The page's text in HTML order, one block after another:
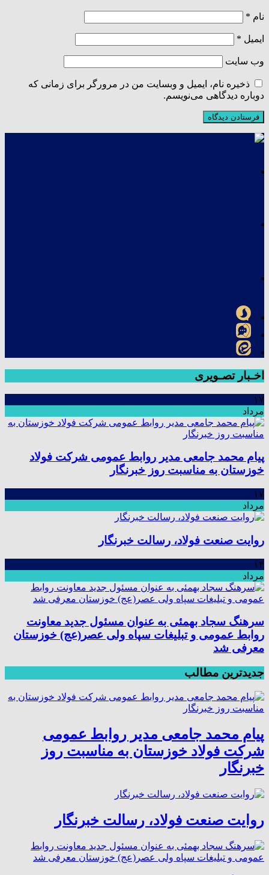
نام *
ایمیل *
وب‌ سایت
ذخیره نام، ایمیل و وبسایت من در مرورگر برای زمانی که
دوباره دیدگاهی می‌نویسم.
اخـبار تصـویری
۱۷
مرداد
پیام محمد جامعی مدیر روابط عمومی شرکت فولاد
خوزستان به مناسبت روز خبرنگار
۱۷
مرداد
روایت صنعت فولاد،‌ رسالت خبرنگار
۱۴
مرداد
سرهنگ سجاد بهمئی به عنوان مسئول جدید معاونت
روابط عمومی و تبلیغات سپاه ولی عصر(عج) خوزستان
معرفی شد
جدیدترین مطالب
پیام محمد جامعی مدیر روابط عمومی
شرکت فولاد خوزستان به مناسبت روز
خبرنگار
روایت صنعت فولاد،‌ رسالت خبرنگار